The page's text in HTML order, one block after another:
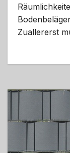
Zuallererst